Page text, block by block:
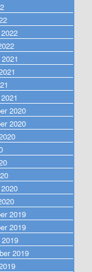
2020
2020
2019
2019
2019